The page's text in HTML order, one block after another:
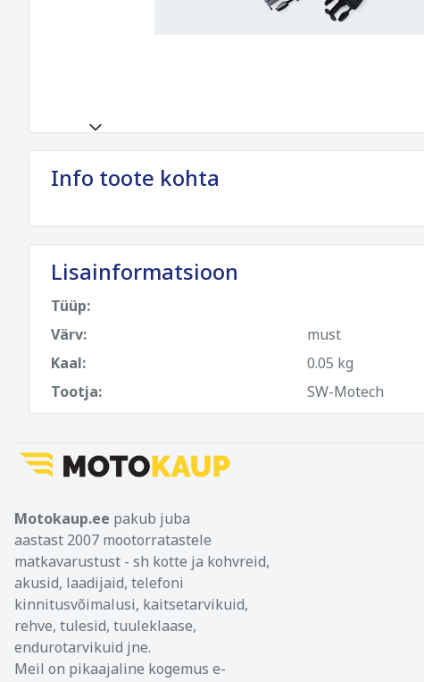
Info toote kohta
Lisainformatsioon
Tüüp:
Värv:
must
Kaal:
0.05 kg
Tootja:
SW-Motech
Motokaup.ee pakub juba
aastast 2007 mootorratastele
matkavarustust - sh kotte ja kohvreid,
akusid, laadijaid, telefoni
kinnitusvõimalusi, kaitsetarvikuid,
rehve, tulesid, tuuleklaase,
endurotarvikuid jne.
Meil on pikaajaline kogemus e-